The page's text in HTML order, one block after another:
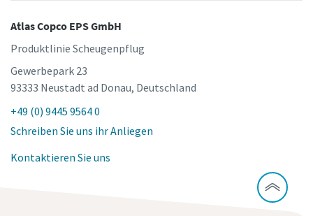
Atlas Copco EPS GmbH
Produktlinie Scheugenpflug
Gewerbepark 23
93333 Neustadt ad Donau, Deutschland
+49 (0) 9445 9564 0
Schreiben Sie uns ihr Anliegen
Kontaktieren Sie uns